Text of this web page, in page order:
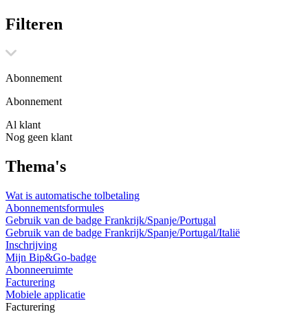
Filteren
Abonnement
Abonnement
Al klant
Nog geen klant
Thema's
Wat is automatische tolbetaling
Abonnementsformules
Gebruik van de badge Frankrijk/Spanje/Portugal
Gebruik van de badge Frankrijk/Spanje/Portugal/Italië
Inschrijving
Mijn Bip&Go-badge
Abonneeruimte
Facturering
Mobiele applicatie
Facturering